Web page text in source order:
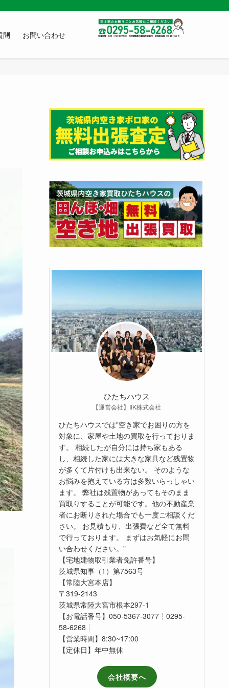
問 お問い合わせ
ひたちハウス
【運営会社】IIK株式会社
ひたちハウスでは"空き家でお困りの方を
対象に、家屋や土地の買取を行っておりま
す。 相続したが自分には持ち家もある
し、相続した家には大きな家具など残置物
が多くて片付けも出来ない。 そのような
お悩みを抱えている方は多数いらっしゃい
ます。 弊社は残置物があってもそのまま
買取りすることが可能です。他の不動産業
者にお断りされた場合でも一度ご相談くだ
さい。 お見積もり、出張費など全て無料
で行っております。 まずはお気軽にお問
い合わせください。"
【宅地建物取引業者免許番号】
茨城県知事（1）第7563号
【常陸大宮本店】
〒319-2143
茨城県常陸大宮市根本297-1
【お電話番号】050-5367-3077┆0295-
58-6268┆
【営業時間】8:30~17:00
【定休日】年中無休
会社概要へ